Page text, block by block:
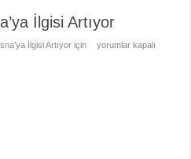
İlgisi Artıyor
İlgisi Artıyor için yorumlar kapalı